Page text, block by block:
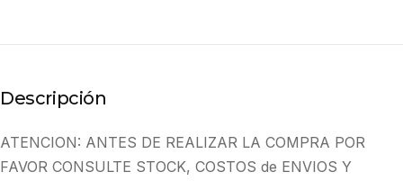
Descripción
ATENCION: ANTES DE REALIZAR LA COMPRA POR
FAVOR CONSULTE STOCK, COSTOS de ENVIOS Y